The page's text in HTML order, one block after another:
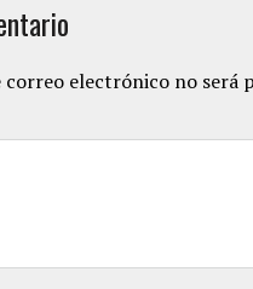
electrónico no será